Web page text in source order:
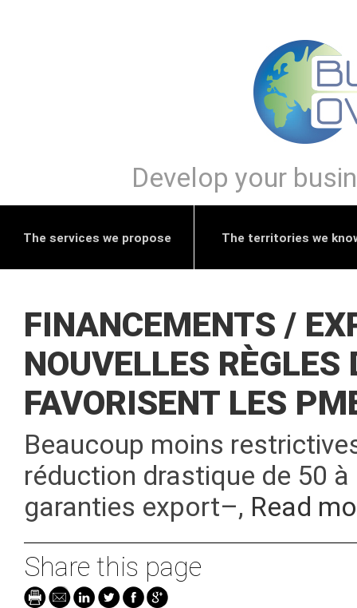
Develop your
The services we propose The territories we
FINANCEMENTS /
NOUVELLES
FAVORISENT LES
Beaucoup moins
réduction drastique de 50 à
garanties export–, Read
Share this page